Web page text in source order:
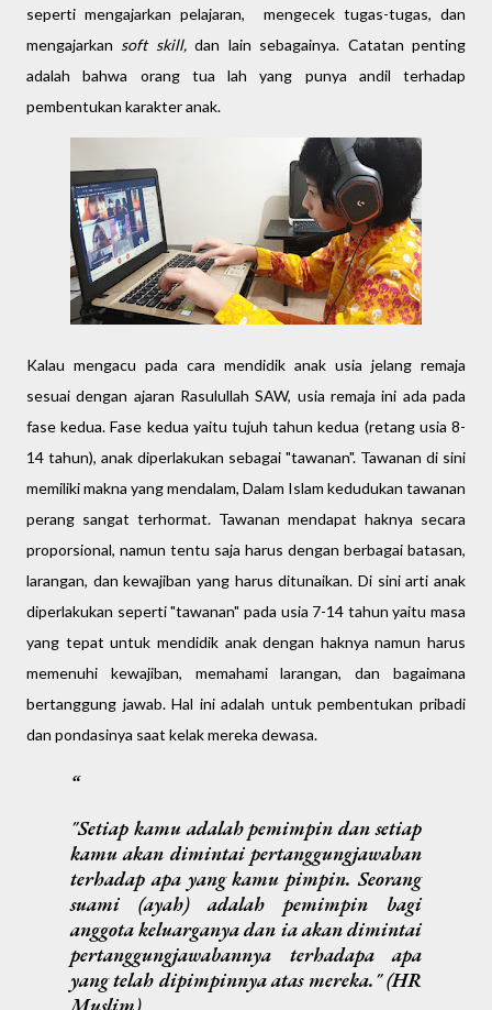
seperti mengajarkan pelajaran, mengecek tugas-tugas, dan
mengajarkan soft skill,dan lain sebagainya. Catatan penting
adalah bahwa orang tua lah yang punya andil terhadap
pembentukan karakter anak.
Kalau mengacu pada cara mendidik anak usia jelang remaja
sesuai dengan ajaran Rasulullah SAW, usia remaja ini ada pada
fase kedua. Fase kedua yaitu tujuh tahun kedua (retang usia 8-
14 tahun), anak diperlakukan sebagai "tawanan". Tawanan di sini
memiliki makna yang mendalam, Dalam Islam kedudukan tawanan
perang sangat terhormat. Tawanan mendapat haknya secara
proporsional, namun tentu saja harus dengan berbagai batasan,
larangan, dan kewajiban yang harus ditunaikan. Di sini arti anak
diperlakukan seperti "tawanan" pada usia 7-14 tahun yaitu masa
yang tepat untuk mendidik anak dengan haknya namun harus
memenuhi kewajiban, memahami larangan, dan bagaimana
bertanggung jawab. Hal ini adalah untuk pembentukan pribadi
dan pondasinya saat kelak mereka dewasa.
"Setiap kamu adalah pemimpin dan setiap
kamu akan dimintai pertanggungjawaban
terhadap apa yang kamu pimpin. Seorang
suami (ayah) adalah pemimpin bagi
anggota keluarganya dan ia akan dimintai
pertanggungjawabannya terhadapa apa
yang telah dipimpinnya atas mereka." (HR